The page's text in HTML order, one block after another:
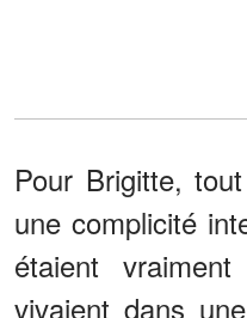
Pour Brigitte,
une complicité
étaient
vivaient dans